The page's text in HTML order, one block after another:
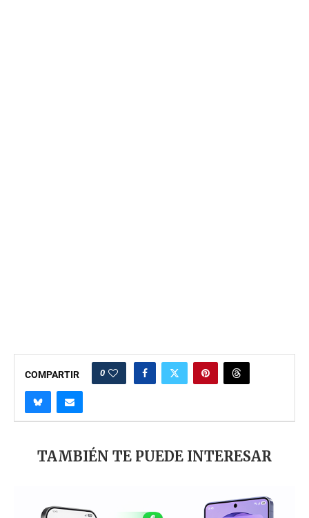
COMPARTIR 0
TAMBIÉN TE PUEDE INTERESAR